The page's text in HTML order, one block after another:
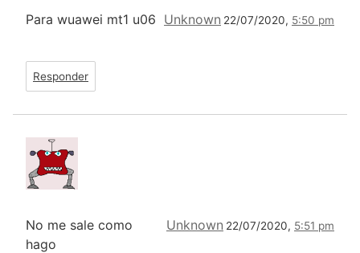
Unknown 22/07/2020, 5:50 pm
Para wuawei mt1 u06
Responder
Unknown 22/07/2020, 5:51 pm
No me sale como
hago